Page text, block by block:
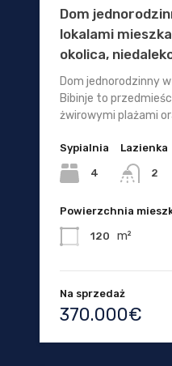
Dom
lokalami
okolica,
Dom jednorodzinny
Bibinje to
żwirowymi plażami
Sypialnia
4
Lazienka
2
Powierzchnia
120 m²
Na sprzedaż
370.000€